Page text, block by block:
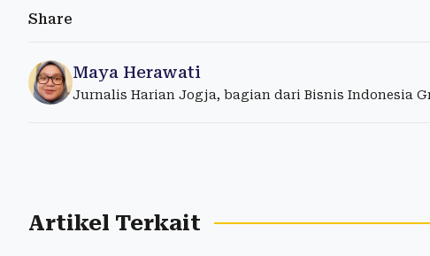
Share
Maya Herawati
Jurnalis Harian Jogja, bagian dari Bisnis Indonesia
Artikel Terkait